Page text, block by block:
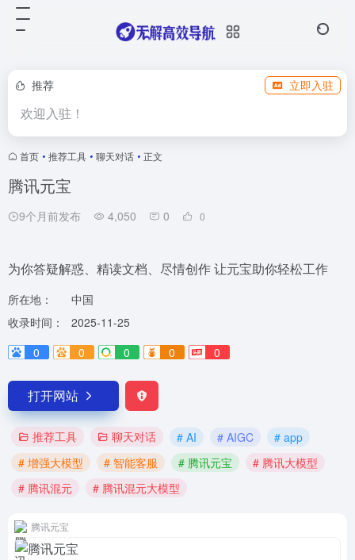
推荐 立即入驻
欢迎入驻！
首页 • 推荐工具 • 聊天对话 • 正文
腾讯元宝
9个月前发布 4,050 0 0
为你答疑解惑、精读文档、尽情创作 让元宝助你轻松工作
所在地：
中国
收录时间：
2025-11-25
0
0 0 0 0
打开网站
推荐工具 聊天对话 # AI # AIGC
# app
# 增强大模型
# 智能客服 # 腾讯元宝
# 腾讯大模型
# 腾讯混元
# 腾讯混元大模型
腾讯元宝